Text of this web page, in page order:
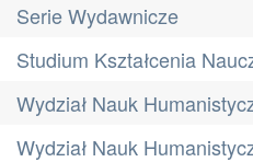
Serie Wydawnicze
Studium Kształcenia
Wydział Nauk
Wydział Nauk